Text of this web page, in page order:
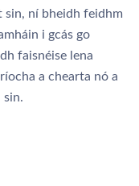
sin, ní bheidh feidhm
i gcás go
faisnéise lena
a chearta nó a
sin.